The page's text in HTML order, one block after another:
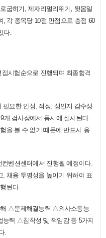
굽히기, 제자리멀리뛰기, 윗몸일
각 종목당 10점 만점으로 총점 60
다.
시험순으로 진행되며 최종합격
요한 인성, 적성, 성인지 감수성
개 검사장에서 동시에 실시된다.
을 볼 수 없기 때문에 반드시 응
벤션센터에서 진행될 예정이다.
채용 투명성을 높이기 위하여 표
된다.
해 △문제해결능력 △의사소통능
력 △침착성 및 책임감 등 5가지
.